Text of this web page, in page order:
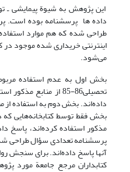
این پژوهش به شیوة پیمایشی ـ
داده ها پرسشنامه بوده
طراحی شده که هم موارد
اینترنتی خریداری شده موجود
می‌شود.
بخش اول به عدم ‌استفاده
تحصیلی86-85 از
داده‌اند. بخش دوم به استفاده از
مذکور استفاده کرده‌اند،
پرسشنامه تعدادی سؤال طراحی
آنها پاسخ داده‌اند. برای سنجش
کتابداران مرجع جامعة مورد